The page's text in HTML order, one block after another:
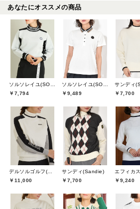
あなたにオススメの商品
ソルソレイユ(SOUS LE SOLEIL)
￥7,794
ソルソレイユ(SOUS LE SOLEIL)
￥9,489
サンディ
￥7,700
デルソルゴルフ(DELSOL GOLF)
￥11,000
サンディ(Sandie)
￥7,700
￥9,240